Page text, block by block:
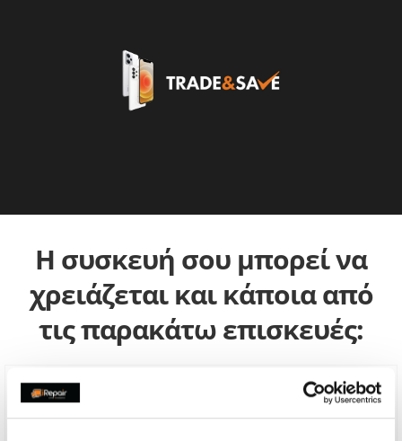
Η συσκευή σου μπορεί να
χρειάζεται και κάποια από
τις παρακάτω επισκευές: